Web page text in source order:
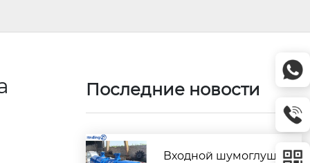
Последние новости
Входной шумоглуш